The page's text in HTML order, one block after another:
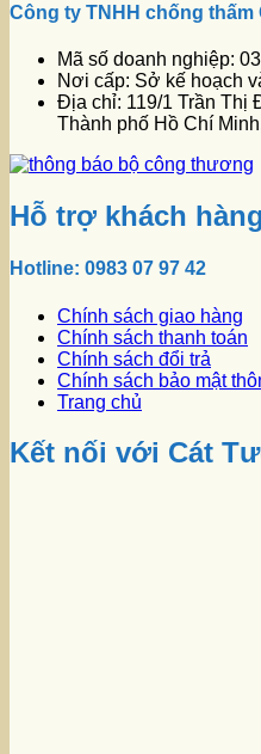
Công ty TNHH chống thấm
Mã số doanh nghiệp:
Nơi cấp: Sở kế hoạch
Địa chỉ: 119/1 Trần Thị
Thành phố Hồ Chí
Hỗ trợ khách hàng
Hotline: 0983 07 97 42
Chính sách giao hàng
Chính sách thanh toán
Chính sách đổi trả
Chính sách bảo mật
Trang chủ
Kết nối với Cát